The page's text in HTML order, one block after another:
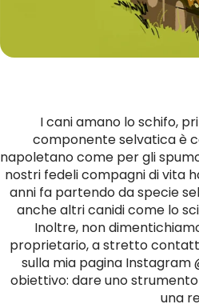
I cani amano lo schifo,
componente selvatica è
napoletano come per gli
nostri fedeli compagni di vita
anni fa partendo da specie
anche altri canidi come lo
Inoltre, non
proprietario, a stretto
sulla mia pagina Instagram
obiettivo: dare uno
una